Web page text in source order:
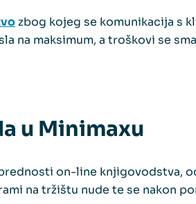
zbog kojeg se komunikacija s
na maksimum, a troškovi se
u Minimaxu
on-line knjigovodstva,
na tržištu nude te se nakon